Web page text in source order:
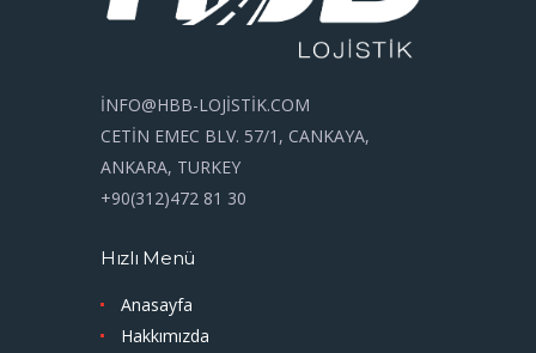
İNFO@HBB-LOJİSTİK.COM
CETİN EMEC BLV. 57/1, CANKAYA,
ANKARA, TURKEY
+90(312)472 81 30
Hızlı Menü
Anasayfa
Hakkımızda